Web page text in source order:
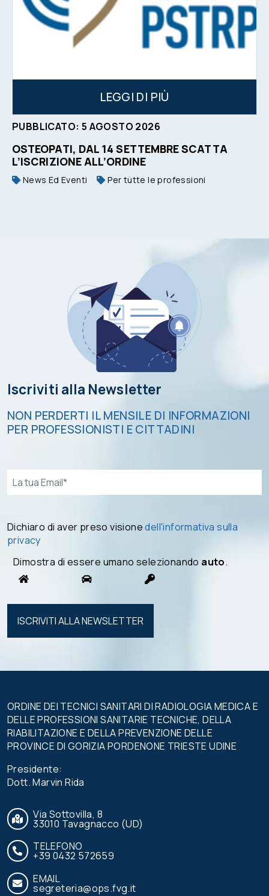
LEGGI DI PIÙ
PUBBLICATO: 5 AGOSTO 2026
OSTEOPATI, DAL 14 SETTEMBRE SCATTA
L’ISCRIZIONE ALL’ORDINE
News Ed Eventi Per tutte le professioni
Iscriviti alla Newsletter
NON PERDERTI IL MENSILE DI INFORMAZIONI
PER PROFESSIONISTI E CITTADINI
Email*
Dichiaro di aver preso visionedell'informativa sulla
privacy
Dimostra di essere umano selezionando auto.
Si prega di
lasciare
ORDINE DEI TECNICI SANITARI DI RADIOLOGIA MEDICA E
DELLE PROFESSIONI SANITARIE TECNICHE, DELLA
RIABILITAZIONE E DELLA PREVENZIONE DELLE
PROVINCE DI GORIZIA PORDENONE TRIESTE UDINE
Presidente:
Dott. Marvin Rida
Via Sottovilla, 8
33010 Tavagnacco (UD)
TELEFONO
+39 0432 572659
EMAIL
segreteria@ops.fvg.it